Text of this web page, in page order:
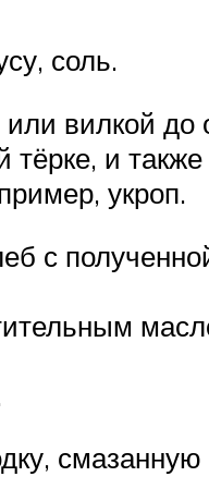
соль.
вилкой до
и
укроп.
с